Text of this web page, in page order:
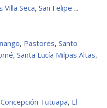
Villa Seca,San Felipe ...
, Pastores,Santo
,Santa Lucía Milpas Altas,
Concepción Tutuapa, El